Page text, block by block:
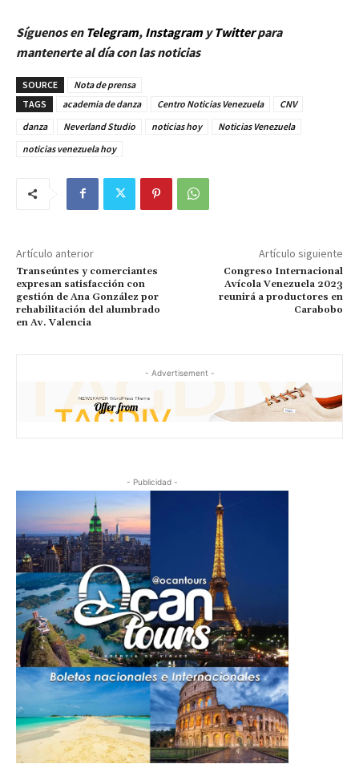
Síguenos en Telegram, InstagramyTwitterpara
mantenerte al día con las noticias
SOURCE
Nota de prensa
TAGS
academia de danza Centro Noticias Venezuela
CNV
danza
Neverland Studio noticias hoy
Noticias Venezuela
noticias venezuela hoy
Artículo anterior
Transeúntes y comerciantes
expresan satisfacción con
gestión de Ana González por
rehabilitación del alumbrado
en Av. Valencia
Artículo siguiente
Congreso Internacional
Avícola Venezuela 2023
reunirá a productores en
Carabobo
- Advertisement -
- Publicidad -